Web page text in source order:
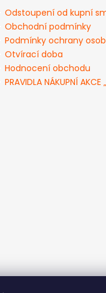
Odstoupení od kupní
Obchodní podmínky
Podmínky ochrany
Otvírací doba
Hodnocení obchodu
PRAVIDLA NÁKUPNÍ